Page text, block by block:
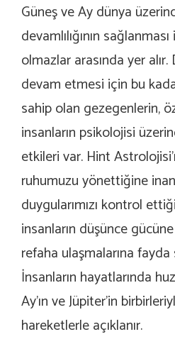
Güneş ve Ay dünya
devamlılığının
olmazlar arasında yer
devam etmesi için bu
sahip olan gezegenlerin,
insanların psikolojisi
etkileri var. Hint
ruhumuzu yönettiğine
duygularımızı kontrol
insanların düşünce
refaha ulaşmalarına fayda
İnsanların hayatlarında
Ay’ın ve Jüpiter’in
hareketlerle açıklanır.